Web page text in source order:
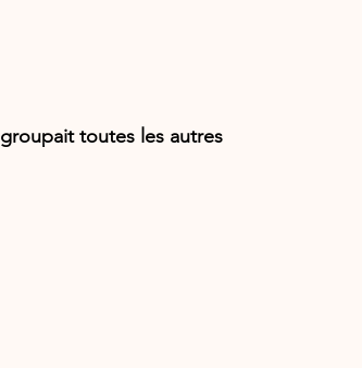
toutes les autres